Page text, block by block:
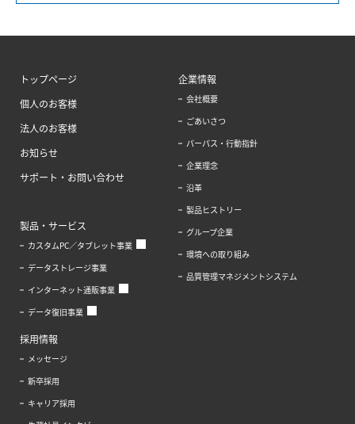
トップページ
個人のお客様
法人のお客様
お知らせ
サポート・お問い合わせ
製品・サービス
カスタムPC／タブレット事業
データストレージ事業
インターネット通販事業
データ復旧事業
企業情報
会社概要
ごあいさつ
パーパス・行動指針
企業理念
沿革
製品ヒストリー
グループ企業
環境への取り組み
品質管理マネジメントシステム
採用情報
メッセージ
新卒採用
キャリア採用